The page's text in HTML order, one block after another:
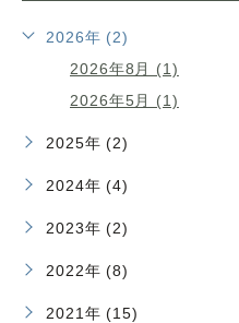
2026年 (2)
2026年8月 (1)
2026年5月 (1)
2025年 (2)
2024年 (4)
2023年 (2)
2022年 (8)
2021年 (15)